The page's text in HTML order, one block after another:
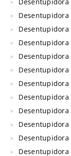
Desentupidora
Desentupidora
Desentupidora
Desentupidora
Desentupidora
Desentupidora
Desentupidora
Desentupidora
Desentupidora
Desentupidora
Desentupidora